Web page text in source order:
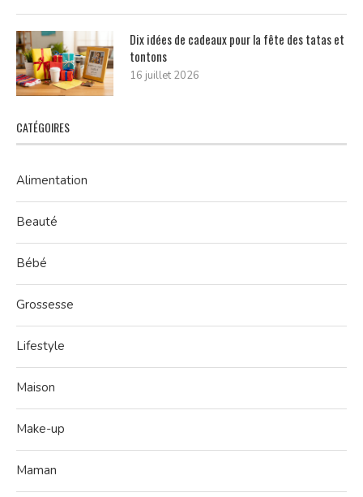
Dix idées de cadeaux pour la fête des tatas et
tontons
16 juillet 2026
CATÉGOIRES
Alimentation
Beauté
Bébé
Grossesse
Lifestyle
Maison
Make-up
Maman